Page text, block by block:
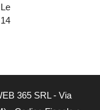
365 SRL - Via